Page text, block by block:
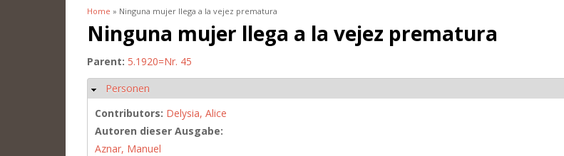
You are here
Home » Ninguna mujer llega a la vejez prematura
Ninguna mujer llega a la vejez prematura
Parent: 5.1920=Nr. 45
Hide
Personen
Contributors: Delysia, Alice
Autoren dieser Ausgabe:
Aznar, Manuel